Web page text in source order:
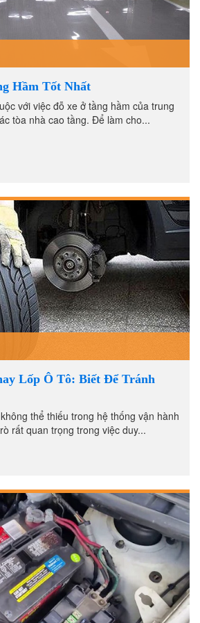
Hầm Tốt Nhất
với việc đỗ xe ở tầng hầm của trung
tòa nhà cao tầng. Để làm cho...
Lốp Ô Tô: Biết Để Tránh
thể thiếu trong hệ thống vận hành
rất quan trọng trong việc duy...